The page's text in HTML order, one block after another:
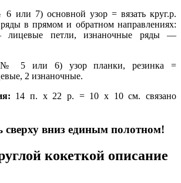
или 7) основной узор = вязать круг.р.
в прямом и обратном направлениях:
петли, изнаночные ряды —
5 или 6) узор планки, резинка =
2 изнаночные.
14 п. х 22 р. = 10 х 10 см. связано
сверху вниз единым полотном!
кокеткой описание